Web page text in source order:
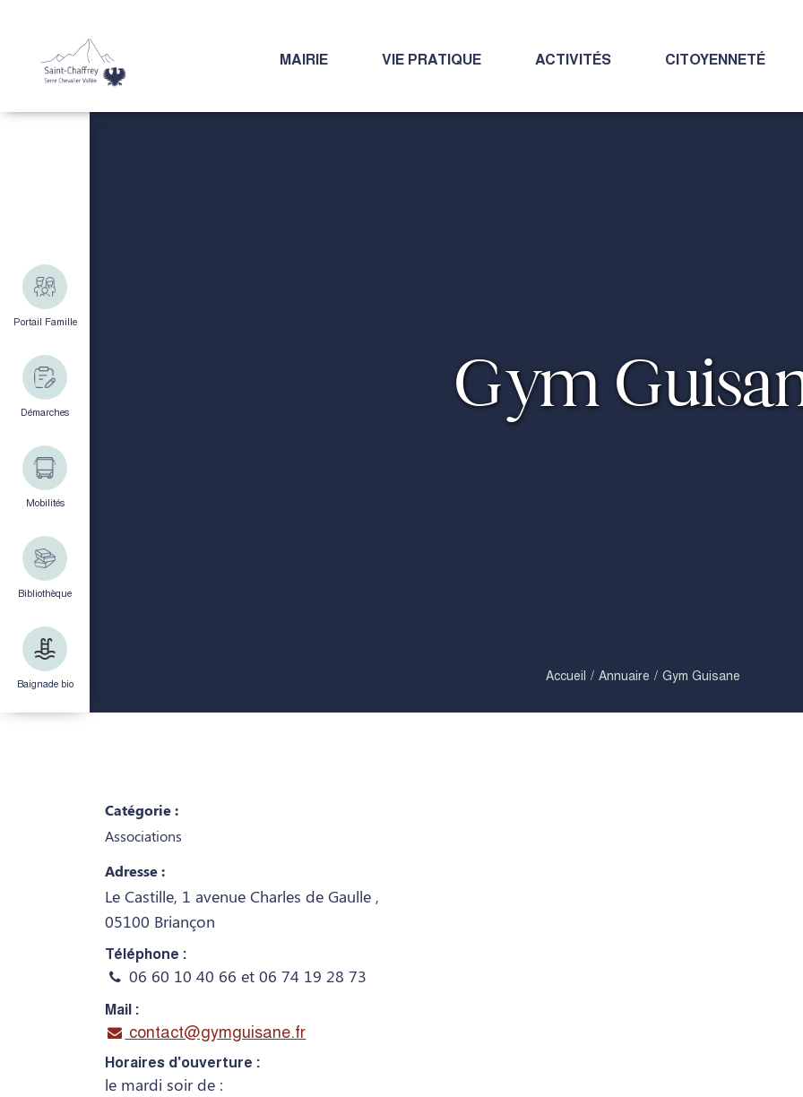
MAIRIE VIE PRATIQUE ACTIVITÉS CITOYENNETÉ
Gym
Accueil Annuaire Gym Guisane
Portail Famille
Démarches
Mobilités
Bibliothèque
Baignade bio
Catégorie :
Associations
Adresse :
Le Castille, 1 avenue Charles de Gaulle ,
05100 Briançon
Téléphone :
06 60 10 40 66 et 06 74 19 28 73
Mail :
contact@gymguisane.fr
Horaires d'ouverture :
le mardi soir de :